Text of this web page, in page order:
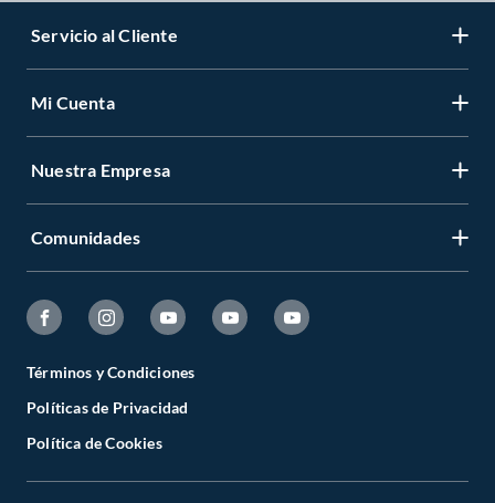
Servicio al Cliente
Mi Cuenta
Nuestra Empresa
Comunidades
Términos y Condiciones
Políticas de Privacidad
Política de Cookies